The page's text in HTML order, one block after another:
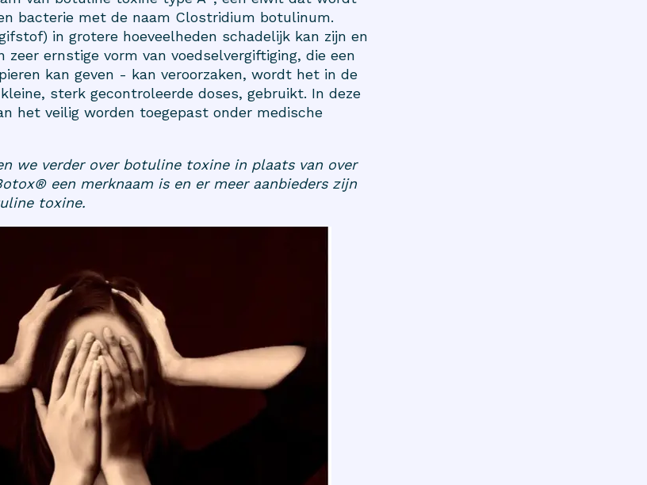
bacterie met de naam Clostridium botulinum.
in grotere hoeveelheden schadelijk kan zijn en
ernstige vorm van voedselvergiftiging, die een
kan geven - kan veroorzaken, wordt het in de
sterk gecontroleerde doses, gebruikt. In deze
het veilig worden toegepast onder medische
we verder over botuline toxine in plaats van over
een merknaam is en er meer aanbieders zijn
toxine.